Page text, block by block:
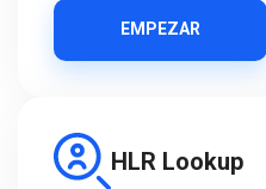
EMPEZAR
HLR Lookup